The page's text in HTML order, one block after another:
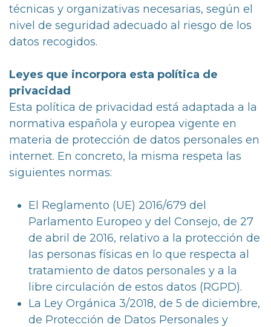
técnicas y organizativas necesarias, según el
nivel de seguridad adecuado al riesgo de los
datos recogidos.
Leyes que incorpora esta política de
privacidad
Esta política de privacidad está adaptada a la
normativa española y europea vigente en
materia de protección de datos personales en
internet. En concreto, la misma respeta las
siguientes normas:
El Reglamento (UE) 2016/679 del
Parlamento Europeo y del Consejo, de 27
de abril de 2016, relativo a la protección de
las personas físicas en lo que respecta al
tratamiento de datos personales y a la
libre circulación de estos datos (RGPD).
La Ley Orgánica 3/2018, de 5 de diciembre,
de Protección de Datos Personales y